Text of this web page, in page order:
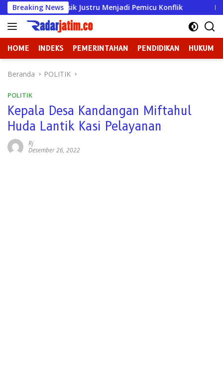
Langsung
ke
konten
Breaking News
Gresik Justru Menjadi Pemicu Konflik Dugaan
HOME INDEKS PEMERINTAHAN PENDIDIKAN HUKUM
Beranda POLITIK
POLITIK
Kepala Desa Kandangan Miftahul
Huda Lantik Kasi Pelayanan
Rj
Desember 26, 2022